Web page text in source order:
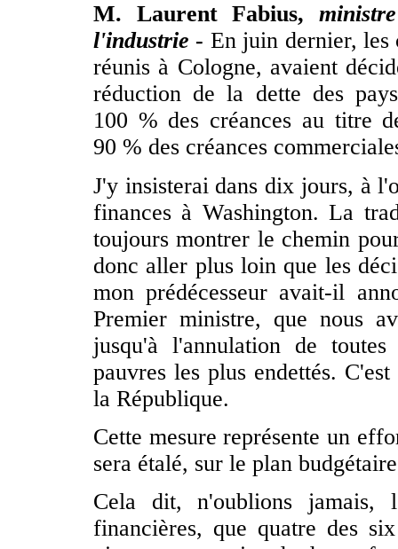
M. Laurent Fabius,
l'industrie - En juin dernier, les
réunis à Cologne, avaient
réduction de la dette des
100 % des créances au titre
90 % des créances
J'y insisterai dans dix jours, à
finances à Washington. La
toujours montrer le chemin
donc aller plus loin que les
mon prédécesseur avait-il
Premier ministre, que nous
jusqu'à l'annulation de
pauvres les plus endettés.
la République.
Cette mesure représente un
sera étalé, sur le plan
Cela dit, n'oublions jamais,
financières, que quatre des